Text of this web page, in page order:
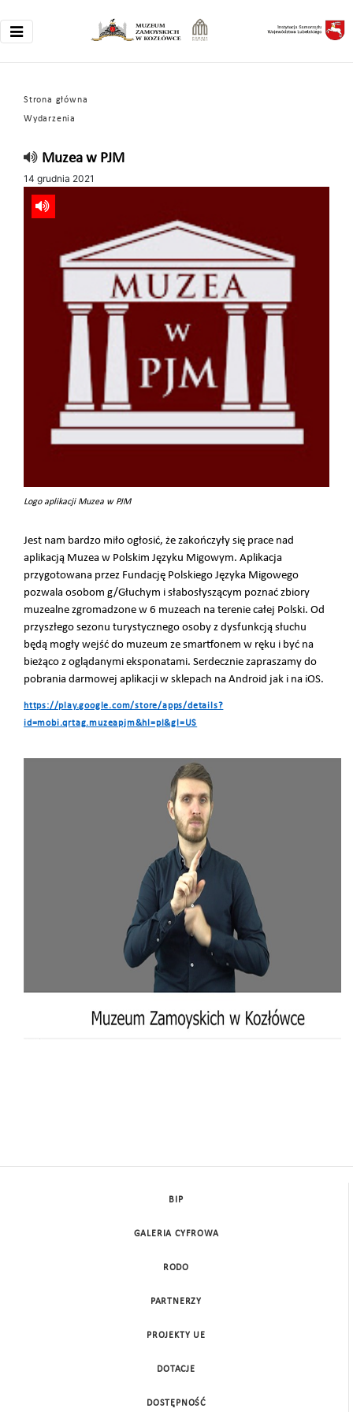
Strona główna
Wydarzenia
Muzea w PJM
14 grudnia 2021
Logo aplikacji Muzea w PJM
Jest nam bardzo miło ogłosić, że zakończyły się prace nad
aplikacją Muzea w Polskim Języku Migowym. Aplikacja
przygotowana przez Fundację Polskiego Języka Migowego
pozwala osobom g/Głuchym i słabosłyszącym poznać zbiory
muzealne zgromadzone w 6 muzeach na terenie całej Polski. Od
przyszłego sezonu turystycznego osoby z dysfunkcją słuchu
będą mogły wejść do muzeum ze smartfonem w ręku i być na
bieżąco z oglądanymi eksponatami. Serdecznie zapraszamy do
pobrania darmowej aplikacji w sklepach na Android jak i na iOS.
https://play.google.com/store/apps/details?
id=mobi.qrtag.muzeapjm&hl=pl&gl=US
BIP
GALERIA CYFROWA
RODO
PARTNERZY
PROJEKTY UE
DOTACJE
DOSTĘPNOŚĆ